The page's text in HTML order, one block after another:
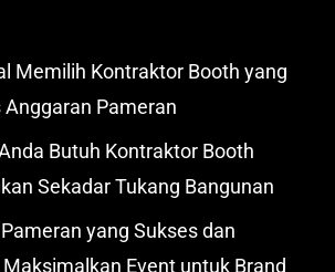
Memilih Kontraktor Booth yang
Pameran
Butuh Kontraktor Booth
Sekadar Tukang Bangunan
yang Sukses dan
Event untuk Brand